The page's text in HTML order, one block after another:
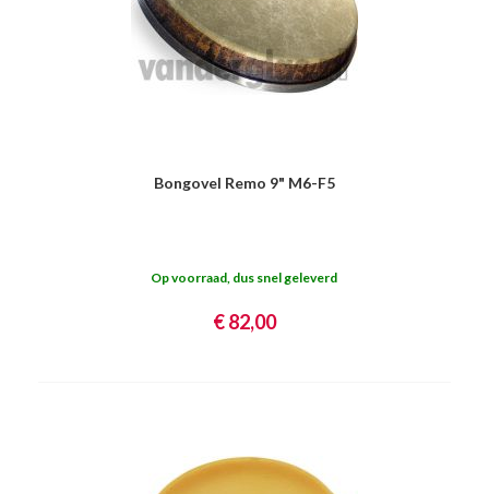
Bongovel Remo 9" M6-F5
Op voorraad, dus snel geleverd
€ 82,00